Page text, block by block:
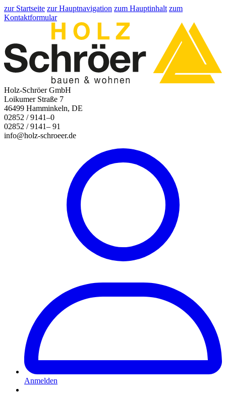
zur Startseite zur Hauptnavigation zum Hauptinhalt zum
Kontaktformular
Holz-Schröer GmbH
Loikumer Straße 7
46499 Hamminkeln, DE
02852 / 9141–0
02852 / 9141– 91
info@holz-schroeer.de
Anmelden